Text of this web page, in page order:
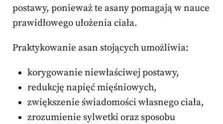
postawy, ponieważ te asany pomagają w nauce
prawidłowego ułożenia ciała.
Praktykowanie asan stojących umożliwia:
korygowanie niewłaściwej postawy,
redukcję napięć mięśniowych,
zwiększenie świadomości własnego ciała,
zrozumienie sylwetki oraz sposobu